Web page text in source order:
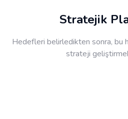
Stratejik
Hedefleri belirledikten sonra, bu
strateji